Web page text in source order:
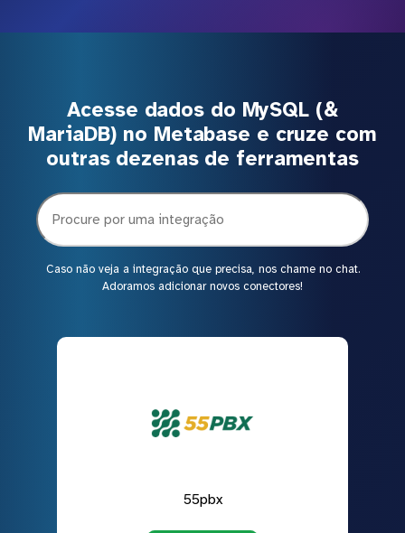
Acesse dados do MySQL (&
MariaDB) no Metabase e cruze com
outras dezenas de ferramentas
Caso não veja a integração que precisa, nos chame no chat.
Adoramos adicionar novos conectores!
55pbx